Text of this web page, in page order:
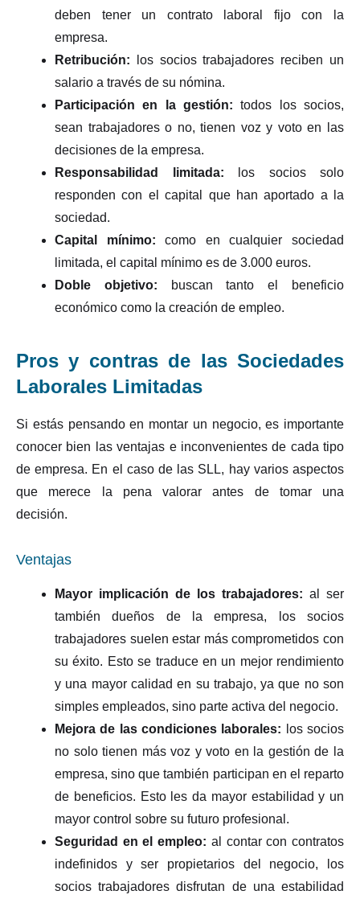
deben tener un contrato laboral fijo con la
empresa.
Retribución: los socios trabajadores reciben un
salario a través de su nómina.
Participación en la gestión: todos los socios,
sean trabajadores o no, tienen voz y voto en las
decisiones de la empresa.
Responsabilidad limitada: los socios solo
responden con el capital que han aportado a la
sociedad.
Capital mínimo: como en cualquier sociedad
limitada, el capital mínimo es de 3.000 euros.
Doble objetivo: buscan tanto el beneficio
económico como la creación de empleo.
Pros y contras de las Sociedades
Laborales Limitadas
Si estás pensando en montar un negocio, es importante
conocer bien las ventajas e inconvenientes de cada tipo
de empresa. En el caso de las SLL, hay varios aspectos
que merece la pena valorar antes de tomar una
decisión.
Ventajas
Mayor implicación de los trabajadores: al ser
también dueños de la empresa, los socios
trabajadores suelen estar más comprometidos con
su éxito. Esto se traduce en un mejor rendimiento
y una mayor calidad en su trabajo, ya que no son
simples empleados, sino parte activa del negocio.
Mejora de las condiciones laborales: los socios
no solo tienen más voz y voto en la gestión de la
empresa, sino que también participan en el reparto
de beneficios. Esto les da mayor estabilidad y un
mayor control sobre su futuro profesional.
Seguridad en el empleo: al contar con contratos
indefinidos y ser propietarios del negocio, los
socios trabajadores disfrutan de una estabilidad